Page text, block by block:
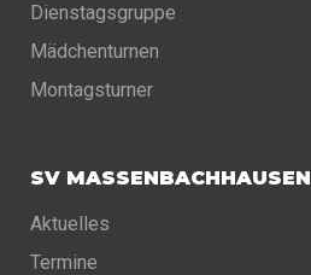
Dienstagsgruppe
Mädchenturnen
Montagsturner
SV MASSENBACHHAUSEN
Aktuelles
Termine